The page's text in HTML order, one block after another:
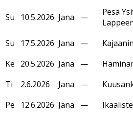
Su 10.5.2026 Jana —
Pesä
Su 17.5.2026 Jana —
Ke
20.5.2026 Jana —
Ti
2.6.2026 Jana —
Pe
12.6.2026 Jana —